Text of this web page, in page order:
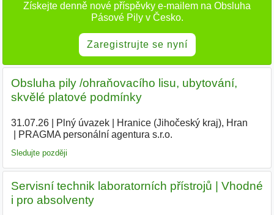
Získejte denně nové příspěvky e-mailem na Obsluha
Pásové Pily v Česko.
Zaregistrujte se nyní
Obsluha pily /ohraňovacího lisu, ubytování,
skvělé platové podmínky
31.07.26| Plný úvazek| Hranice (Jihočeský kraj), Hran
PRAGMA personální agentura s.r.o.
Sledujte později
Servisní technik laboratorních přístrojů | Vhodné
i pro absolventy